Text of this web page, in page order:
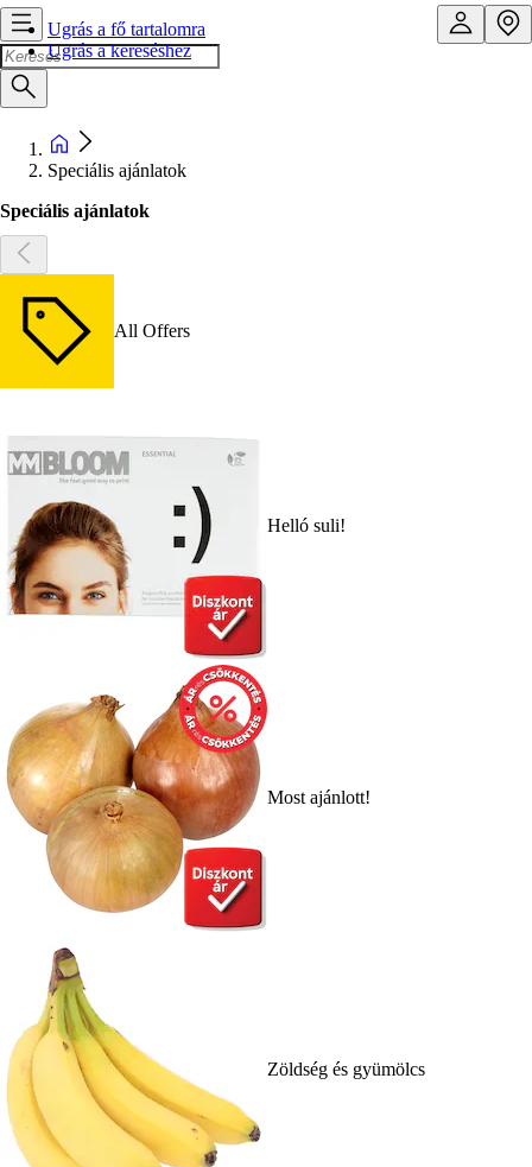
Ugrás a fő tartalomra
Ugrás a kereséshez
Speciális ajánlatok
Speciális ajánlatok
All Offers
Helló suli!
Most ajánlott!
Zöldség és gyümölcs